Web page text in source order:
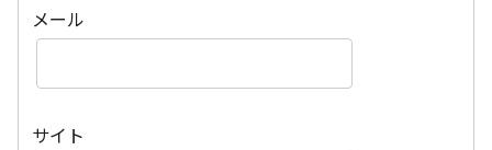
メール
サイト